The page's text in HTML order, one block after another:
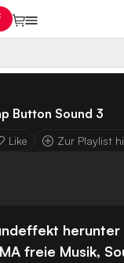
Button Sound 3
Like Zur Playlist
herunter
freie Musik,